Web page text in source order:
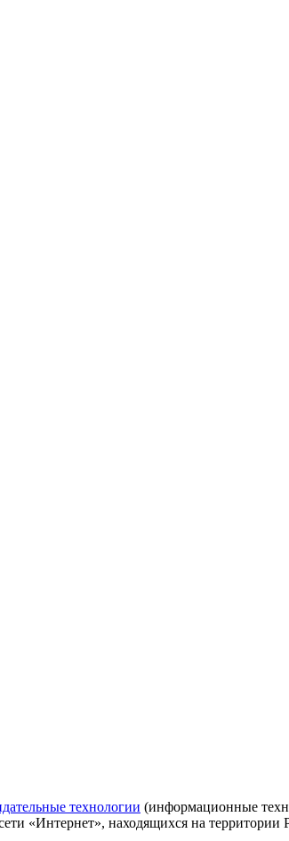
технологии (информационные
«Интернет», находящихся на